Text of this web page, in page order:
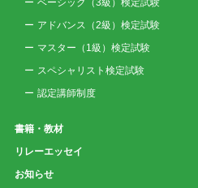
ベーシック（3級）検定試験
アドバンス（2級）検定試験
マスター（1級）検定試験
スペシャリスト検定試験
認定講師制度
書籍・教材
リレーエッセイ
お知らせ